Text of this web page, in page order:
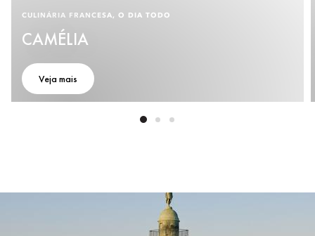
CULINÁRIA FRANCESA, O DIA TODO
CAMÉLIA
Veja mais